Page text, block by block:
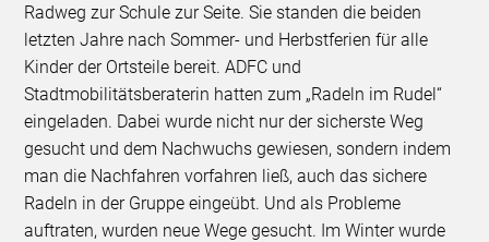
Radweg zur Schule zur Seite. Sie standen die beiden
letzten Jahre nach Sommer- und Herbstferien für alle
Kinder der Ortsteile bereit. ADFC und
Stadtmobilitätsberaterin hatten zum „Radeln im Rudel“
eingeladen. Dabei wurde nicht nur der sicherste Weg
gesucht und dem Nachwuchs gewiesen, sondern indem
man die Nachfahren vorfahren ließ, auch das sichere
Radeln in der Gruppe eingeübt. Und als Probleme
auftraten, wurden neue Wege gesucht. Im Winter wurde